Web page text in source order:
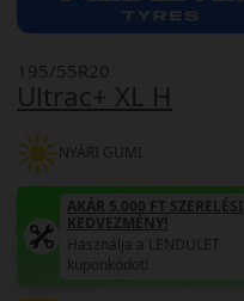
Ultrac+ XL H
195/55R20
NYÁRI GUMI
AKÁR 5.000 FT SZERELÉSI
KEDVEZMÉNY!
Használja a LENDÜLET
kuponkódot!